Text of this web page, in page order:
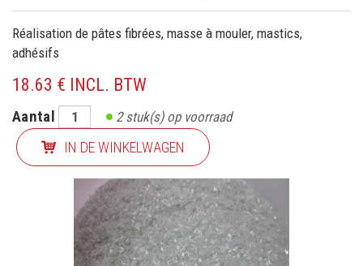
Réalisation de pâtes fibrées, masse à mouler, mastics,
adhésifs
18.63 € INCL. BTW
Aantal 2stuk(s) op voorraad
IN DE WINKELWAGEN